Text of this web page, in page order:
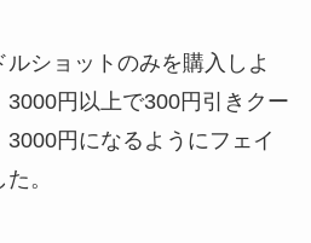
ショットのみを購入しよ
3000円以上で300円引きクー
円になるようにフェイ
。